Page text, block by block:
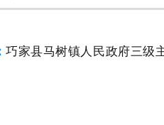
巧家县马树镇人民政府三级